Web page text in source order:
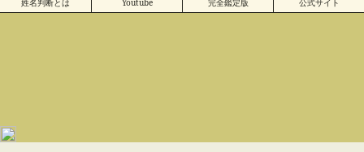
姓名判断とは Youtube 完全鑑定版 公式サイト